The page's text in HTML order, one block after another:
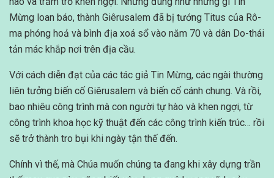
Mừng loan báo, thành Giêrusalem đã bị tướng Titus của Rô-
ma phóng hoả và bình địa xoá sổ vào năm 70 và dân Do-thái
tản mác khắp nơi trên địa cầu.
Với cách diễn đạt của các tác giả Tin Mừng, các ngài thường
liên tưởng biến cố Giêrusalem và biến cố cánh chung. Và rồi,
bao nhiêu công trình mà con người tự hào và khen ngợi, từ
công trình khoa học kỹ thuật đến các công trình kiến trúc… rồi
sẽ trở thành tro bụi khi ngày tận thế đến.
Chính vì thế, mà Chúa muốn chúng ta đang khi xây dựng trần